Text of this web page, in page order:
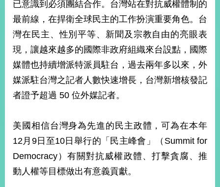
訊
國
與
地
國
播
府
資
已意識到必須團結合作。台灣站在對抗威權體制的
最前線，在捍衛全球民主的工作扮演重要角色。台
灣在民主、性別平等、新聞及宗教自由的亮眼表
現，讓越來越多的國際非政府組織來台設點，國際
媒體也持續增派特派員駐台，過去兩年多以來，外
媒派駐台灣之記者人數快速增長，台灣新增核發記
者證予超過 50 位外媒記者。
美國相信台灣身為先進的民主政體，可為在本年
12月9日至10日舉行的「民主峰會」（Summit for
Democracy）有關對抗威權政體、打擊貪腐、推
動人權等目標做出有意義貢獻。